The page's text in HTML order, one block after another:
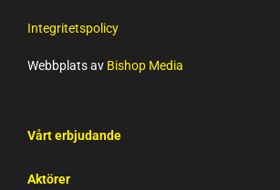
Integritetspolicy
Webbplats av Bishop Media
Vårt erbjudande
Aktörer